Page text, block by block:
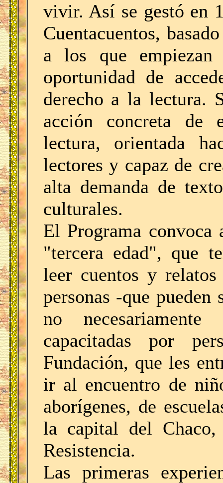
vivir. Así se gestó en
Cuentacuentos,
a los que
oportunidad de
derecho a la lectura.
acción concreta de
lectura, orientada
lectores y capaz de
alta demanda de
culturales.
El Programa convoca
"tercera edad", que
leer cuentos y
personas -que pueden
no
capacitadas por
Fundación, que les
ir al encuentro de
aborígenes, de
la capital del
Resistencia.
Las primeras